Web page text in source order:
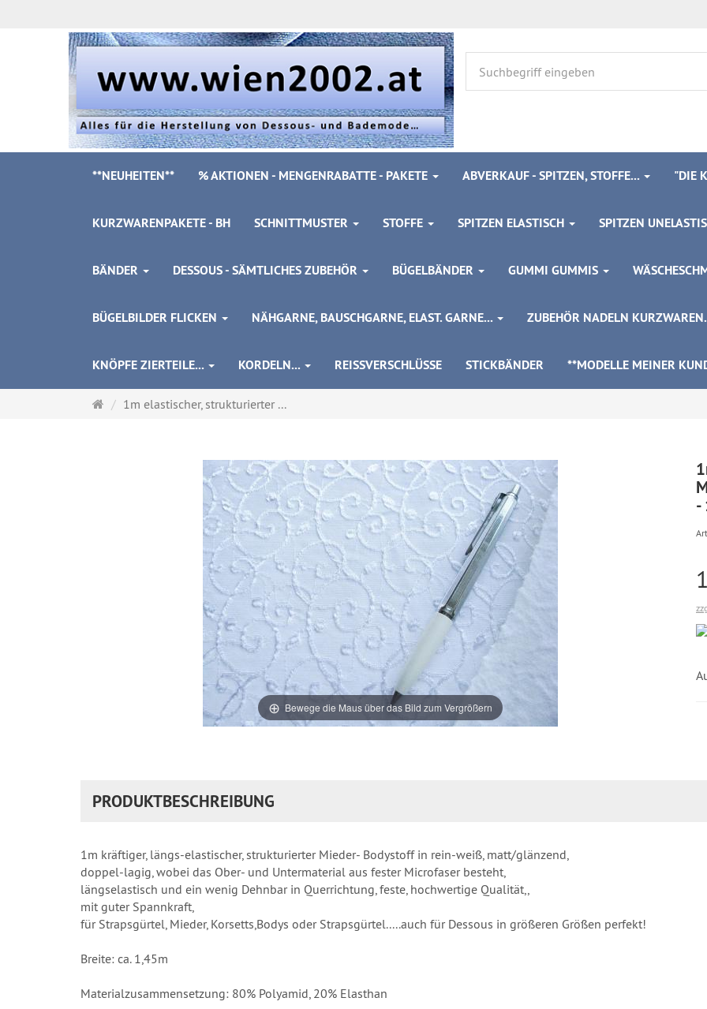
**NEUHEITEN** % AKTIONEN - MENGENRABATTE - PAKETE ABVERKAUF - SPITZEN, STOFFE... "DIE
KURZWARENPAKETE - BH SCHNITTMUSTER STOFFE SPITZEN ELASTISCH SPITZEN
BÄNDER DESSOUS - SÄMTLICHES ZUBEHÖR BÜGELBÄNDER GUMMI GUMMIS
BÜGELBILDER FLICKEN NÄHGARNE, BAUSCHGARNE, ELAST. GARNE... ZUBEHÖR NADELN
KNÖPFE ZIERTEILE... KORDELN... REISSVERSCHLÜSSE STICKBÄNDER **MODELLE MEINER
Startseite
1m elastischer, strukturierter ...
Bewege die Maus über das Bild zum Vergrößern
-
PRODUKTBESCHREIBUNG
1m kräftiger, längs-elastischer, strukturierter Mieder- Bodystoff in rein-weiß, matt/glänzend,
doppel-lagig, wobei das Ober- und Untermaterial aus fester Microfaser besteht,
längselastisch und ein wenig Dehnbar in Querrichtung, feste, hochwertige Qualität,,
mit guter Spannkraft,
für Strapsgürtel, Mieder, Korsetts,Bodys oder Strapsgürtel.....auch für Dessous in größeren Größen perfekt!
Breite: ca. 1,45m
Materialzusammensetzung: 80% Polyamid, 20% Elasthan